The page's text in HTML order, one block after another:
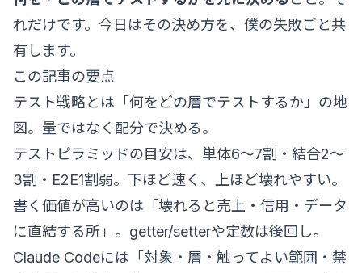
れだけです。今日はその決め方を、僕の失敗ごと共
有します。
この記事の要点
テスト戦略とは「何をどの層でテストするか」の地
図。量ではなく配分で決める。
テストピラミッドの目安は、単体6〜7割・結合2〜
3割・E2E1割弱。下ほど速く、上ほど壊れやすい。
書く価値が高いのは「壊れると売上・信用・データ
に直結する所」。getter/setterや定数は後回し。
Claude Codeには「対象・層・触ってよい範囲・禁